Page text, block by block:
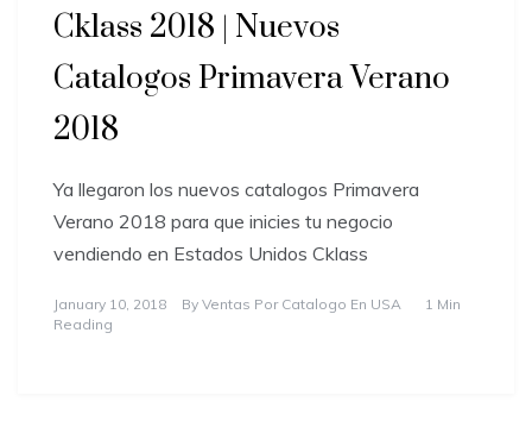
Cklass 2018 | Nuevos
Catalogos Primavera Verano
2018
Ya llegaron los nuevos catalogos Primavera
Verano 2018 para que inicies tu negocio
vendiendo en Estados Unidos Cklass
January 10, 2018 By Ventas Por Catalogo En USA
1 Min
Reading